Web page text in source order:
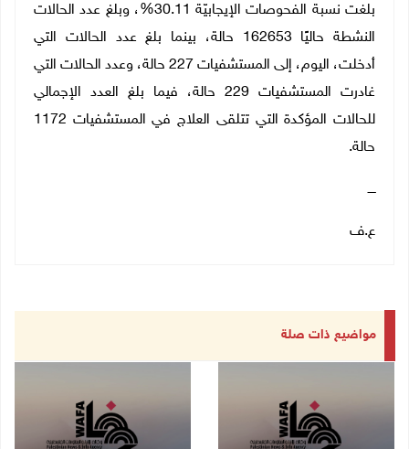
بلغت نسبة الفحوصات الإيجابيّة 30.11%، وبلغ عدد الحالات
النشطة حاليًا 162653 حالة، بينما بلغ عدد الحالات التي
أدخلت، اليوم، إلى المستشفيات 227 حالة، وعدد الحالات التي
غادرت المستشفيات 229 حالة، فيما بلغ العدد الإجمالي
للحالات المؤكدة التي تتلقى العلاج في المستشفيات 1172
حالة.
ــــ
ع.ف
مواضيع ذات صلة